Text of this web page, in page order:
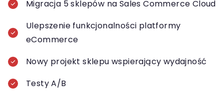
Migracja 5 sklepów na Sales Commerce Cloud
Ulepszenie funkcjonalności platformy
eCommerce
Nowy projekt sklepu wspierający wydajność
Testy A/B